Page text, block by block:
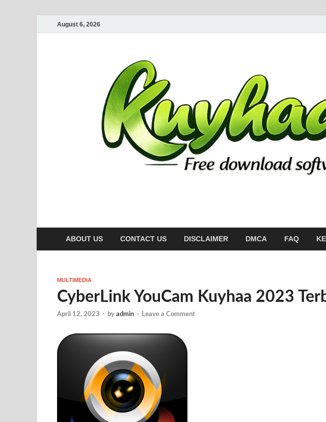
August 6, 2026
Kuyhaa Me
ABOUT US CONTACT US DISCLAIMER DMCA FAQ
MULTIMEDIA
CyberLink YouCam Kuyhaa 2023
April 12, 2023 - by admin - Leave a Comment